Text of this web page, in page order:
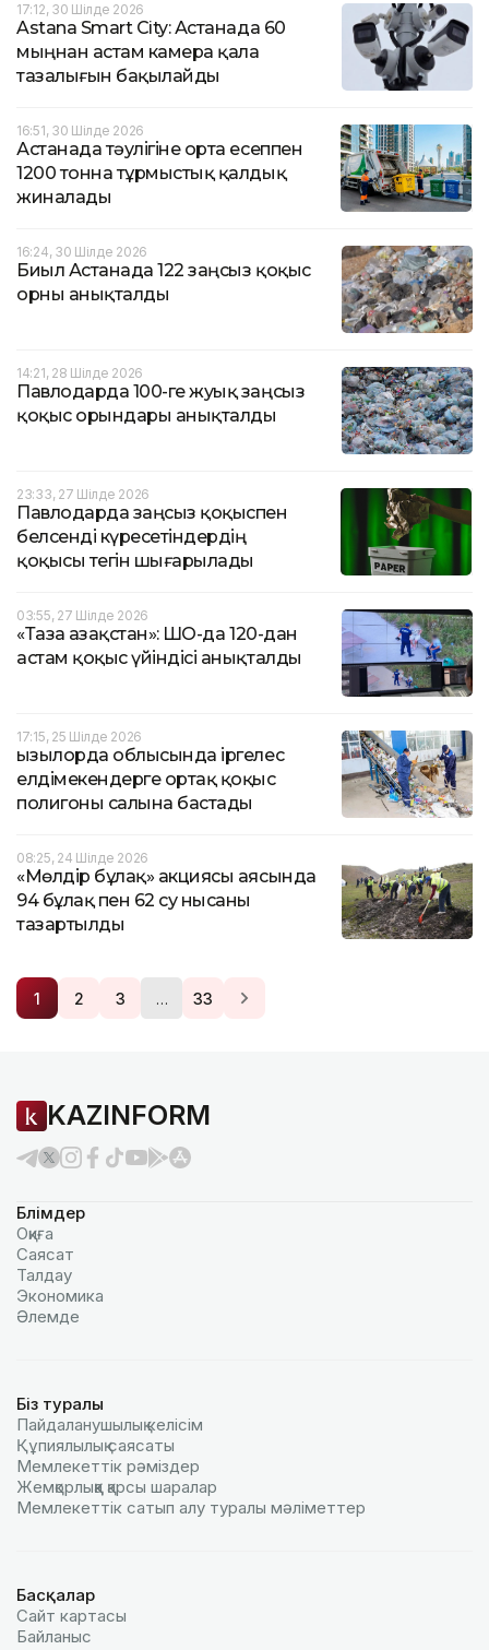
17:12, 30 Шілде 2026
Astana Smart City: Астанада 60
мыңнан астам камера қала
тазалығын бақылайды
16:51, 30 Шілде 2026
Астанада тәулігіне орта есеппен
1200 тонна тұрмыстық қалдық
жиналады
16:24, 30 Шілде 2026
Биыл Астанада 122 заңсыз қоқыс
орны анықталды
14:21, 28 Шілде 2026
Павлодарда 100-ге жуық заңсыз
қоқыс орындары анықталды
23:33, 27 Шілде 2026
Павлодарда заңсыз қоқыспен
белсенді күресетіндердің
қоқысы тегін шығарылады
03:55, 27 Шілде 2026
«Таза Қазақстан»: ШҚО-да 120-дан
астам қоқыс үйіндісі анықталды
17:15, 25 Шілде 2026
Қызылорда облысында іргелес
елдімекендерге ортақ қоқыс
полигоны салына бастады
08:25, 24 Шілде 2026
«Мөлдір бұлақ» акциясы аясында
94 бұлақ пен 62 су нысаны
тазартылды
1 2 3 … 33
KAZINFORM
Бөлімдер
Оқиға
Саясат
Талдау
Экономика
Әлемде
Біз туралы
Пайдаланушылық келiciм
Құпиялылық саясаты
Мемлекеттік рәміздер
Жемқорлыққа қарсы шаралар
Мемлекеттік сатып алу туралы мәлiметтер
Басқалар
Сайт картасы
Байланыс